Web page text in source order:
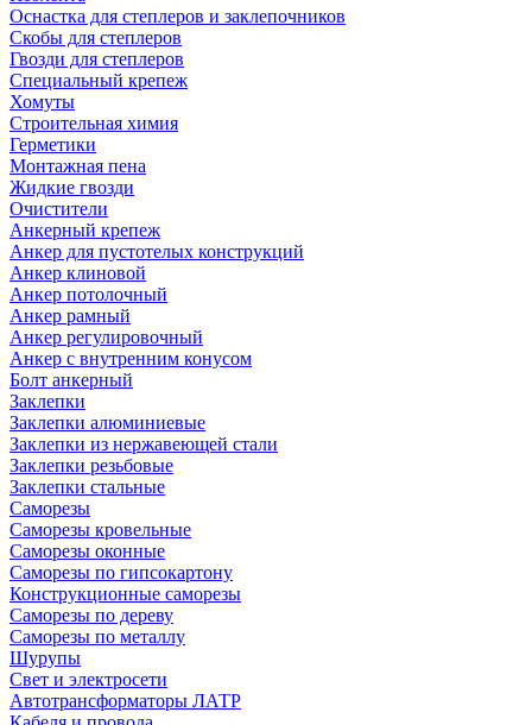
Оснастка для степлеров и заклепочников
Скобы для степлеров
Гвозди для степлеров
Специальный крепеж
Хомуты
Строительная химия
Герметики
Монтажная пена
Жидкие гвозди
Очистители
Анкерный крепеж
Анкер для пустотелых конструкций
Анкер клиновой
Анкер потолочный
Анкер рамный
Анкер регулировочный
Анкер с внутренним конусом
Болт анкерный
Заклепки
Заклепки алюминиевые
Заклепки из нержавеющей стали
Заклепки резьбовые
Заклепки стальные
Саморезы
Саморезы кровельные
Саморезы оконные
Саморезы по гипсокартону
Конструкционные саморезы
Саморезы по дереву
Саморезы по металлу
Шурупы
Свет и электросети
Автотрансформаторы ЛАТР